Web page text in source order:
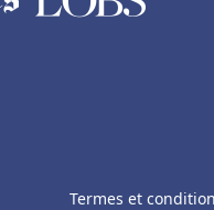
Termes et